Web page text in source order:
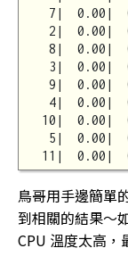
7|  0.00|
2|  0.00|
8|  0.00|
3|  0.00|
9|  0.00|
4|  0.00|
10|  0.00|
5|  0.00|
鳥哥用手邊簡單
到相關的結果～
CPU 溫度太高，